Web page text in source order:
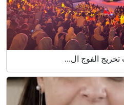
الفوج ال...